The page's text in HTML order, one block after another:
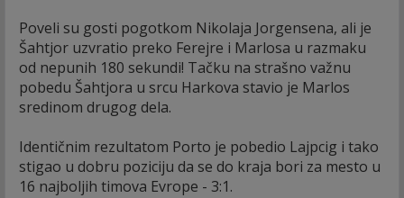
Poveli su gosti pogotkom Nikolaja Jorgensena, ali je
Šahtjor uzvratio preko Ferejre i Marlosa u razmaku
od nepunih 180 sekundi! Tačku na strašno važnu
pobedu Šahtjora u srcu Harkova stavio je Marlos
sredinom drugog dela.
Identičnim rezultatom Porto je pobedio Lajpcig i tako
stigao u dobru poziciju da se do kraja bori za mesto u
16 najboljih timova Evrope - 3:1.